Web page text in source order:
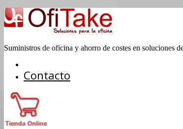
Suministros de oficina y ahorro de costes en soluciones
Contacto